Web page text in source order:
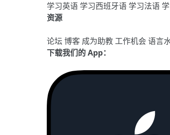
学习英语 学习西班牙语 学习法语
资源
论坛 博客 成为助教工作机会语言
下载我们的 App：